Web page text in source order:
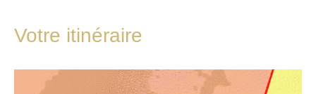
Votre itinéraire